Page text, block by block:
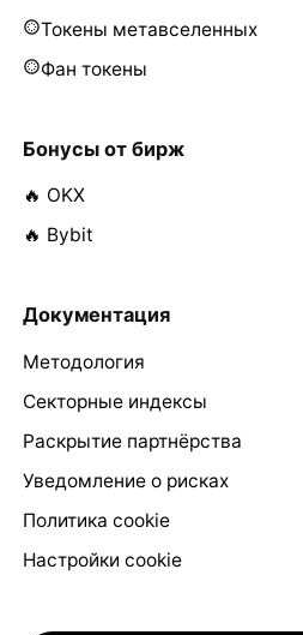
Токены метавселенных
Фан токены
Бонусы от бирж
🔥 OKX
🔥 Bybit
Документация
Методология
Секторные индексы
Раскрытие партнёрства
Уведомление о рисках
Политика cookie
Настройки cookie